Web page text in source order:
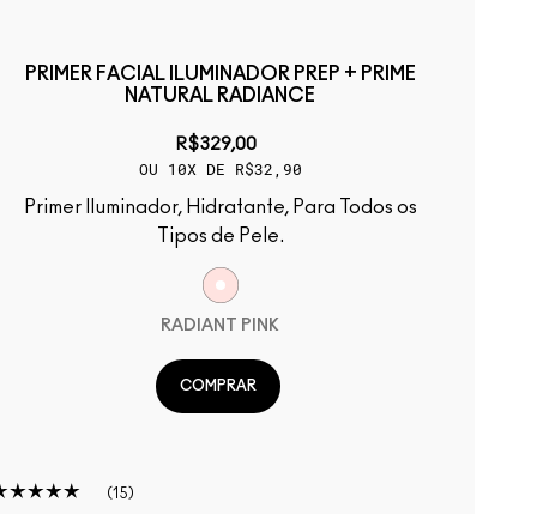
PRIMER FACIAL ILUMINADOR PREP + PRIME
NATURAL RADIANCE
R$329,00
OU 10X DE R$32,90
Primer Iluminador, Hidratante, Para Todos os
Tipos de Pele.
RADIANT PINK
COMPRAR
15